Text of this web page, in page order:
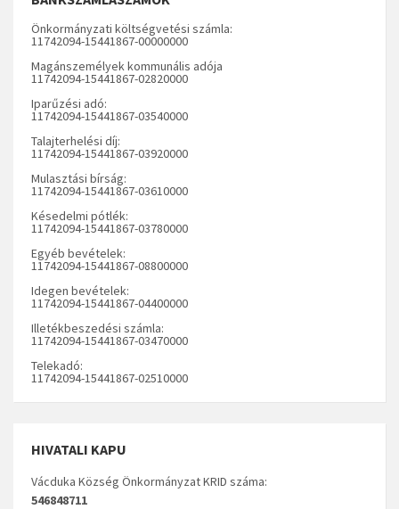
Önkormányzati költségvetési számla:
11742094-15441867-00000000
Magánszemélyek kommunális adója
11742094-15441867-02820000
Iparűzési adó:
11742094-15441867-03540000
Talajterhelési díj:
11742094-15441867-03920000
Mulasztási bírság:
11742094-15441867-03610000
Késedelmi pótlék:
11742094-15441867-03780000
Egyéb bevételek:
11742094-15441867-08800000
Idegen bevételek:
11742094-15441867-04400000
Illetékbeszedési számla:
11742094-15441867-03470000
Telekadó:
11742094-15441867-02510000
HIVATALI KAPU
Vácduka Község Önkormányzat KRID száma:
546848711